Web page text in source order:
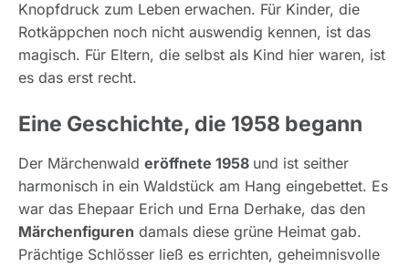
Knopfdruck zum Leben erwachen. Für Kinder, die
Rotkäppchen noch nicht auswendig kennen, ist das
magisch. Für Eltern, die selbst als Kind hier waren, ist
es das erst recht.
Eine Geschichte, die 1958 begann
Der Märchenwald eröffnete 1958 und ist seither
harmonisch in ein Waldstück am Hang eingebettet. Es
war das Ehepaar Erich und Erna Derhake, das den
Märchenfiguren damals diese grüne Heimat gab.
Prächtige Schlösser ließ es errichten, geheimnisvolle